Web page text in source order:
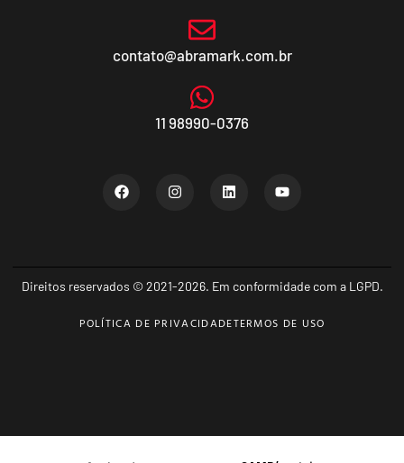
contato@abramark.com.br
11 98990-0376
Direitos reservados © 2021-2026. Em conformidade com a LGPD.
POLÍTICA DE PRIVACIDADETERMOS DE USO